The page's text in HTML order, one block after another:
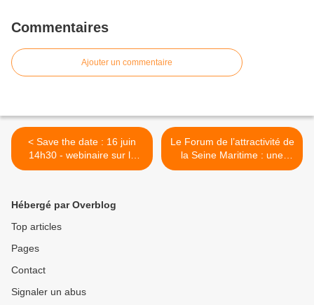
Commentaires
Ajouter un commentaire
< Save the date : 16 juin
14h30 - webinaire sur le
marketing territorial, mais
Le Forum de l’attractivité de
la Seine Maritime : une
bonne pratique inspirante
Hébergé par Overblog
Top articles
Pages
Contact
Signaler un abus